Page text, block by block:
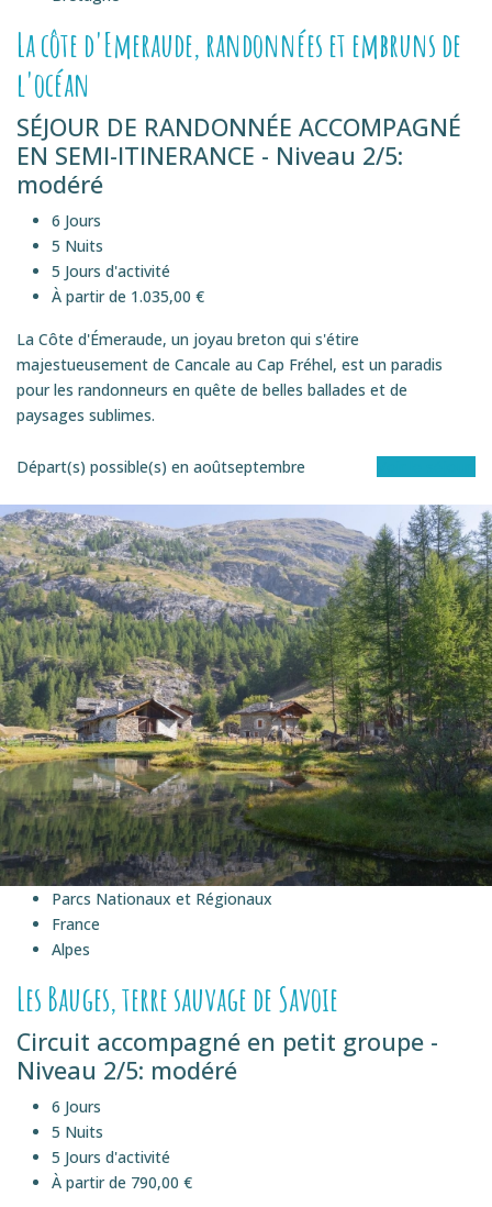
La côte d'Emeraude, randonnées et embruns de
l'océan
SÉJOUR DE RANDONNÉE ACCOMPAGNÉ
EN SEMI-ITINERANCE - Niveau 2/5:
modéré
6 Jours
5 Nuits
5 Jours d'activité
À partir de 1.035,00 €
La Côte d'Émeraude, un joyau breton qui s'étire
majestueusement de Cancale au Cap Fréhel, est un paradis
pour les randonneurs en quête de belles ballades et de
paysages sublimes.
Départ(s) possible(s) en aoûtseptembre
Parcs Nationaux et Régionaux
France
Alpes
Les Bauges, terre sauvage de Savoie
Circuit accompagné en petit groupe -
Niveau 2/5: modéré
6 Jours
5 Nuits
5 Jours d'activité
À partir de 790,00 €